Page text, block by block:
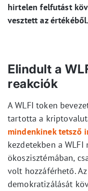
hirtelen felfutást
vesztett az értékéből.
Elindult a
reakciók
A WLFI token
tartotta a
mindenkinek tetsző
kezdetekben a
ökoszisztémában,
volt hozzáférhető.
demokratizálását